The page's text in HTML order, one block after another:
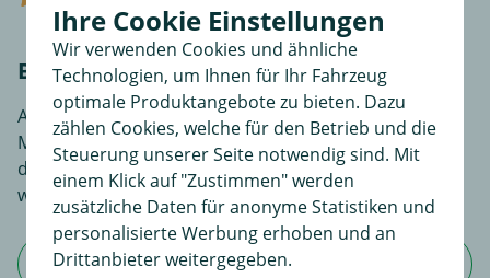
Bewerten Sie diesen Artikel!
An dieser Stelle haben Sie die Möglichkeit, Ihre
Meinungen und Erfahrungen über dieses Produkt zu
dokumentieren. Sie liefern so anderen Interessenten
wertvolle Informationen beim Kauf.
Jetzt Bewertung schreiben
Ihre Cookie Einstellungen
Wir verwenden Cookies und ähnliche
Technologien, um Ihnen für Ihr Fahrzeug
optimale Produktangebote zu bieten. Dazu
zählen Cookies, welche für den Betrieb und die
Steuerung unserer Seite notwendig sind. Mit
einem Klick auf "Zustimmen" werden
zusätzliche Daten für anonyme Statistiken und
personalisierte Werbung erhoben und an
Drittanbieter weitergegeben.